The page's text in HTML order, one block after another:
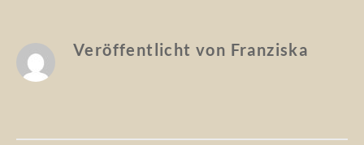
Veröffentlicht von Franziska